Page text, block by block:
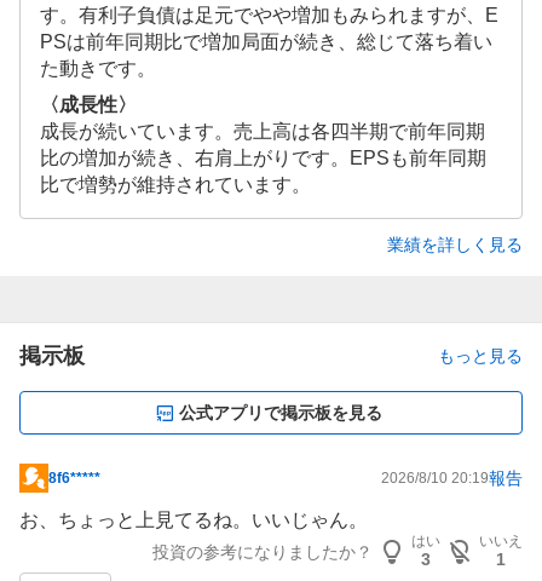
す。有利子負債は足元でやや増加もみられますが、E
PSは前年同期比で増加局面が続き、総じて落ち着い
た動きです。
〈成長性〉
成長が続いています。売上高は各四半期で前年同期
比の増加が続き、右肩上がりです。EPSも前年同期
比で増勢が維持されています。
業績を詳しく見る
掲示板 もっと見る
公式アプリで掲示板を見る
掲
示
記
8f6***** 2026/8/10 20:19報告
お、ちょっと上見てるね。いいじゃん。
投資の参考になりましたか？
はい
3
いいえ
1